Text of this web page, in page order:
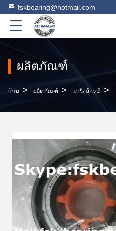
fskbearing@hotmail.com
ผลิตภัณฑ์
บ้าน > ผลิตภัณฑ์ > แบริ่งล้อหมี >